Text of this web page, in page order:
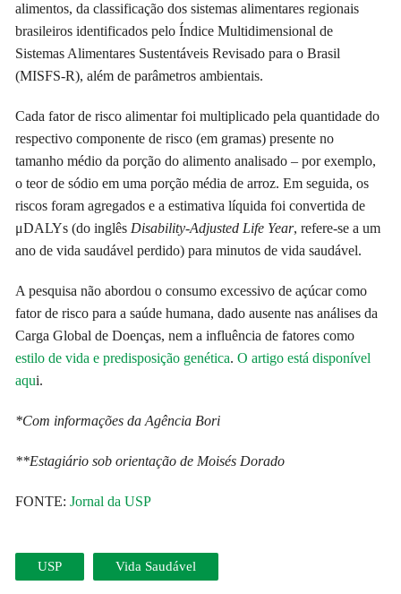
alimentos, da classificação dos sistemas alimentares regionais
brasileiros identificados pelo Índice Multidimensional de
Sistemas Alimentares Sustentáveis Revisado para o Brasil
(MISFS-R), além de parâmetros ambientais.
Cada fator de risco alimentar foi multiplicado pela quantidade do
respectivo componente de risco (em gramas) presente no
tamanho médio da porção do alimento analisado – por exemplo,
o teor de sódio em uma porção média de arroz. Em seguida, os
riscos foram agregados e a estimativa líquida foi convertida de
μDALYs (do inglêsDisability-Adjusted Life Year, refere-se a um
ano de vida saudável perdido) para minutos de vida saudável.
A pesquisa não abordou o consumo excessivo de açúcar como
fator de risco para a saúde humana, dado ausente nas análises da
Carga Global de Doenças, nem a influência de fatores como
estilo de vida e predisposição genética.O artigo está disponível
aqui.
*Com informações da Agência Bori
**Estagiário sob orientação de Moisés Dorado
FONTE:Jornal da USP
USP Vida Saudável